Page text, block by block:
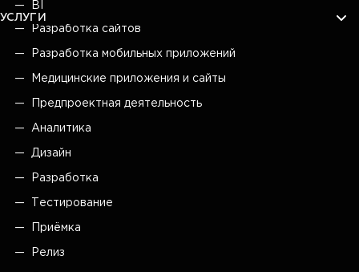
BI
УСЛУГИ
Разработка сайтов
Разработка мобильных приложений
Медицинские приложения и сайты
Предпроектная деятельность
Аналитика
Дизайн
Разработка
Тестирование
Приёмка
Релиз